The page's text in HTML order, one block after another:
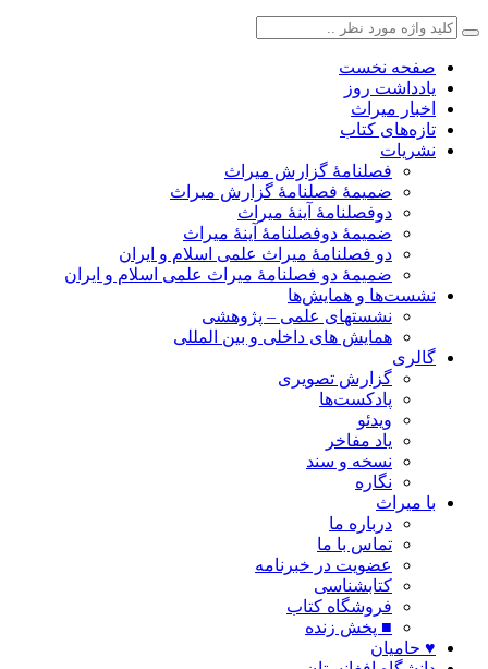
صفحه نخست
یادداشت روز
اخبار میراث
تازه‌های کتاب
نشریات
فصلنامۀ گزارش میراث
ضمیمۀ فصلنامۀ گزارش میراث
دوفصلنامۀ آینۀ میراث
ضمیمۀ دوفصلنامۀ آینۀ میراث
دو فصلنامۀ میراث علمی اسلام و ایران
ضمیمۀ دو فصلنامۀ میراث علمی اسلام و ایران
نشست‌ها و همایش‌ها
نشستهای علمی – پژوهشی
همایش های داخلی و بین المللی
گالری
گزارش تصویری
پادکست‌ها
ویدئو
یاد مفاخر
نسخه و سند
نگاره
با میراث
درباره ما
تماس با ما
عضویت در خبرنامه
کتابشناسی
فروشگاه کتاب
■ پخش زنده
♥ حامیان